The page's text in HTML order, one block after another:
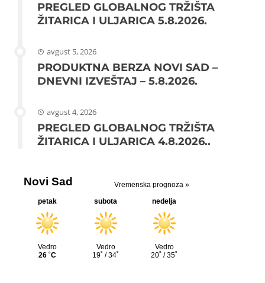
PREGLED GLOBALNOG TRŽIŠTA
ŽITARICA I ULJARICA 5.8.2026.
avgust 5, 2026
PRODUKTNA BERZA NOVI SAD –
DNEVNI IZVEŠTAJ – 5.8.2026.
avgust 4, 2026
PREGLED GLOBALNOG TRŽIŠTA
ŽITARICA I ULJARICA 4.8.2026..